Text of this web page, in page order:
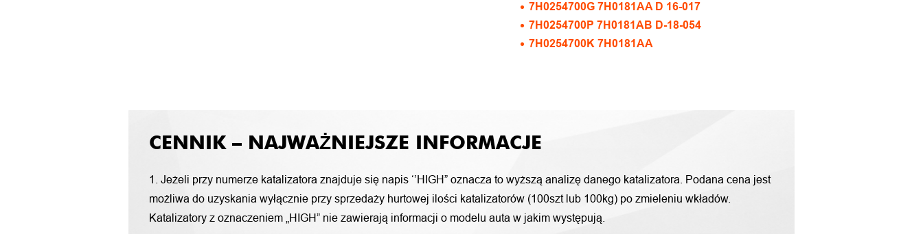
7H0254700G 7H0181AA D 16-017
7H0254700P 7H0181AB D-18-054
7H0254700K 7H0181AA
CENNIK – NAJWAŻNIEJSZE INFORMACJE
1. Jeżeli przy numerze katalizatora znajduje się napis ‘’HIGH” oznacza to wyższą analizę danego katalizatora. Podana cena jest
możliwa do uzyskania wyłącznie przy sprzedaży hurtowej ilości katalizatorów (100szt lub 100kg) po zmieleniu wkładów.
Katalizatory z oznaczeniem „HIGH” nie zawierają informacji o modelu auta w jakim występują.